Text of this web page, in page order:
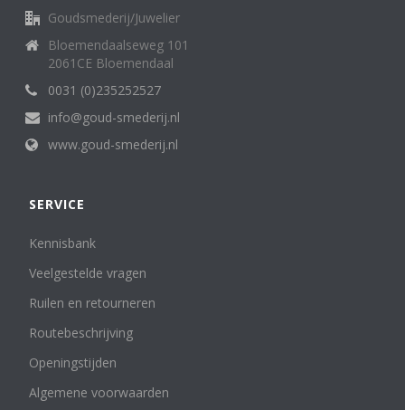
Goudsmederij/Juwelier
Bloemendaalseweg 101
2061CE Bloemendaal
0031 (0)235252527
info@goud-smederij.nl
www.goud-smederij.nl
SERVICE
Kennisbank
Veelgestelde vragen
Ruilen en retourneren
Routebeschrijving
Openingstijden
Algemene voorwaarden